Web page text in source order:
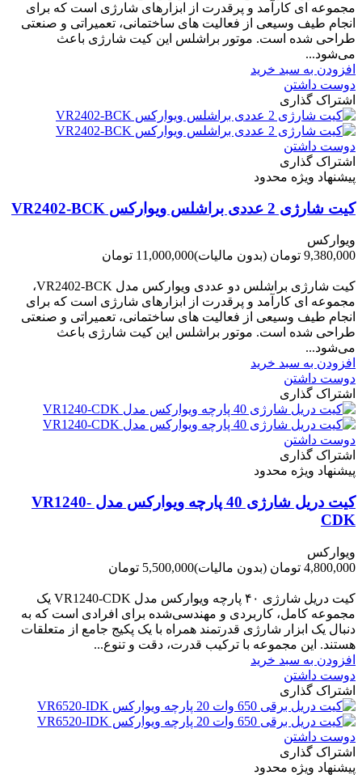
مجموعه ای کارآمد و پرقدرت از ابزارهای شارژی است که برای
انجام طیف وسیعی از فعالیت های ساختمانی، تعمیراتی و صنعتی
طراحی شده است. موتور براشلس این کیت شارژی باعث
می‌شود...
افزودن به سبد خرید
دوست داشتن
اشتراک گذاری
دوست داشتن
اشتراک گذاری
پیشنهاد ویژه محدود
کیت شارژی 2 عددی براشلس ویوارکس VR2402-BCK
ویوارکس
9,380,000 تومان
(بدون مالیات)11,000,000 تومان
کیت شارژی براشلس دو عددی ویوارکس مدل VR2402-BCK،
مجموعه ای کارآمد و پرقدرت از ابزارهای شارژی است که برای
انجام طیف وسیعی از فعالیت های ساختمانی، تعمیراتی و صنعتی
طراحی شده است. موتور براشلس این کیت شارژی باعث
می‌شود...
افزودن به سبد خرید
دوست داشتن
اشتراک گذاری
دوست داشتن
اشتراک گذاری
پیشنهاد ویژه محدود
کیت دریل شارژی 40 پارچه ویوارکس مدل VR1240-
CDK
ویوارکس
4,800,000 تومان
(بدون مالیات)5,500,000 تومان
کیت دریل شارژی ۴۰ پارچه ویوارکس مدل VR1240‑CDK یک
مجموعه کامل، کاربردی و مهندسی‌شده برای افرادی است که به
دنبال یک ابزار شارژی قدرتمند همراه با یک پکیج جامع از متعلقات
هستند. این مجموعه با ترکیب قدرت، دقت و تنوع...
افزودن به سبد خرید
دوست داشتن
اشتراک گذاری
دوست داشتن
اشتراک گذاری
پیشنهاد ویژه محدود